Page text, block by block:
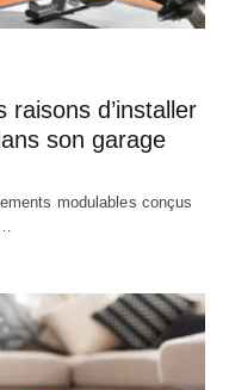
d’installer
son garage
modulables conçus